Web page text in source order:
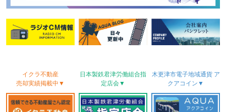
イクラ不動産
売却実績掲載中▼
日本製鉄君津労働組合指
定店会▼
木更津市電子地域通貨ア
クアコイン▼